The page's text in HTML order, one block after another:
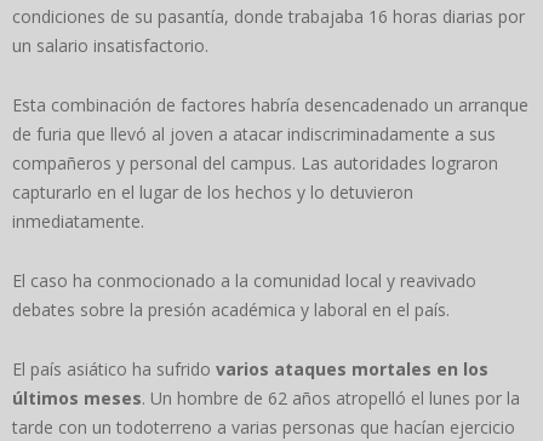
condiciones de su pasantía, donde trabajaba 16 horas diarias por
un salario insatisfactorio.
Esta combinación de factores habría desencadenado un arranque
de furia que llevó al joven a atacar indiscriminadamente a sus
compañeros y personal del campus. Las autoridades lograron
capturarlo en el lugar de los hechos y lo detuvieron
inmediatamente.
El caso ha conmocionado a la comunidad local y reavivado
debates sobre la presión académica y laboral en el país.
El país asiático ha sufrido varios ataques mortales en los
últimos meses. Un hombre de 62 años atropelló el lunes por la
tarde con un todoterreno a varias personas que hacían ejercicio